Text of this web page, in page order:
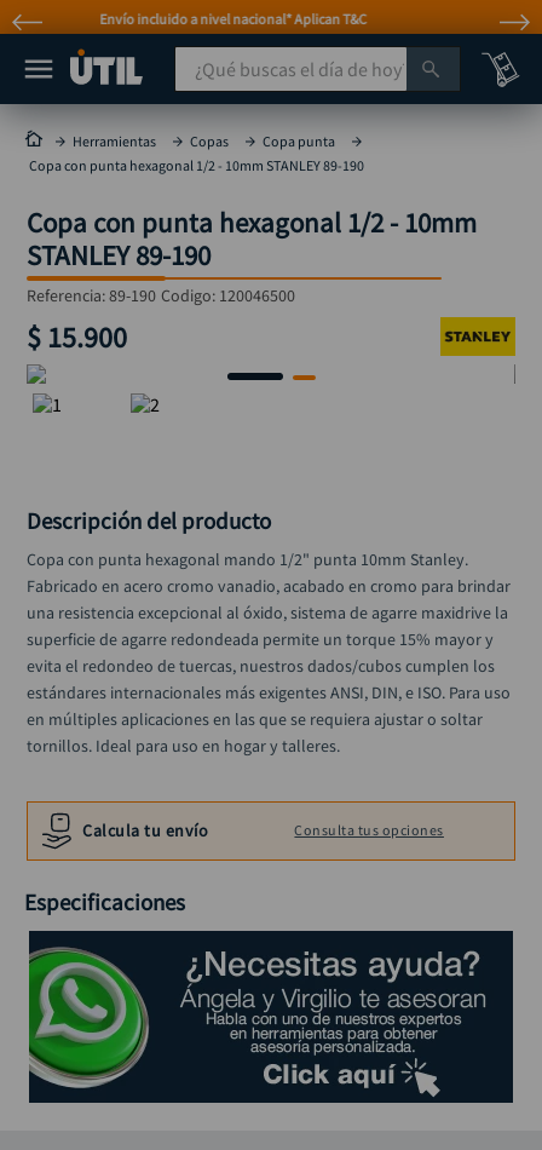
Atención personalizada por WhatsApp
¿Qué buscas el día de hoy?
Herramientas Copas
Copa punta
Copa con punta hexagonal 1/2 - 10mm STANLEY 89-190
Copa con punta hexagonal 1/2 - 10mm
STANLEY 89-190
Referencia:89-190 Codigo: 120046500
$ 15.900
Descripción del producto
Copa con punta hexagonal mando 1/2" punta 10mm Stanley.
Fabricado en acero cromo vanadio, acabado en cromo para brindar
una resistencia excepcional al óxido, sistema de agarre maxidrive la
superficie de agarre redondeada permite un torque 15% mayor y
evita el redondeo de tuercas, nuestros dados/cubos cumplen los
estándares internacionales más exigentes ANSI, DIN, e ISO. Para uso
en múltiples aplicaciones en las que se requiera ajustar o soltar
tornillos. Ideal para uso en hogar y talleres.
Calcula tu envío Consulta tus opciones
Especificaciones
MÁS BUSCADOS
taladro
taladros pulidoras
compresor
broca
sierra circular
hidrolavadora
taladro inalámbrico
llave impacto